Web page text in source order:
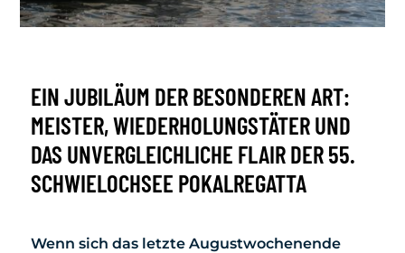
EIN JUBILÄUM DER BESONDEREN ART:
MEISTER, WIEDERHOLUNGSTÄTER UND
DAS UNVERGLEICHLICHE FLAIR DER 55.
SCHWIELOCHSEE POKALREGATTA
Wenn sich das letzte Augustwochenende